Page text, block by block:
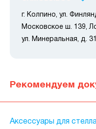
г. Колпино, ул.
Московское ш. 139,
ул. Минеральная, д. 31
Рекомендуем
Аксессуары для